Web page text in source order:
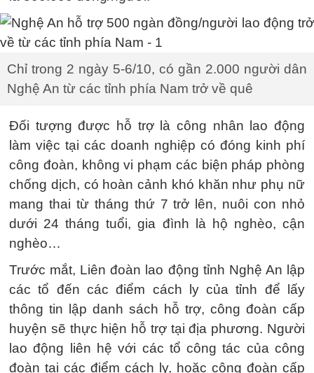
Chỉ trong 2 ngày 5-6/10, có gần 2.000 người dân
Nghệ An từ các tỉnh phía Nam trở về quê
Đối tượng được hỗ trợ là công nhân lao động
làm việc tại các doanh nghiệp có đóng kinh phí
công đoàn, không vi phạm các biện pháp phòng
chống dịch, có hoàn cảnh khó khăn như phụ nữ
mang thai từ tháng thứ 7 trở lên, nuôi con nhỏ
dưới 24 tháng tuổi, gia đình là hộ nghèo, cận
nghèo…
Trước mắt, Liên đoàn lao động tỉnh Nghệ An lập
các tổ đến các điểm cách ly của tỉnh để lấy
thông tin lập danh sách hỗ trợ, công đoàn cấp
huyện sẽ thực hiện hỗ trợ tại địa phương. Người
lao động liên hệ với các tổ công tác của công
đoàn tại các điểm cách ly, hoặc công đoàn cấp